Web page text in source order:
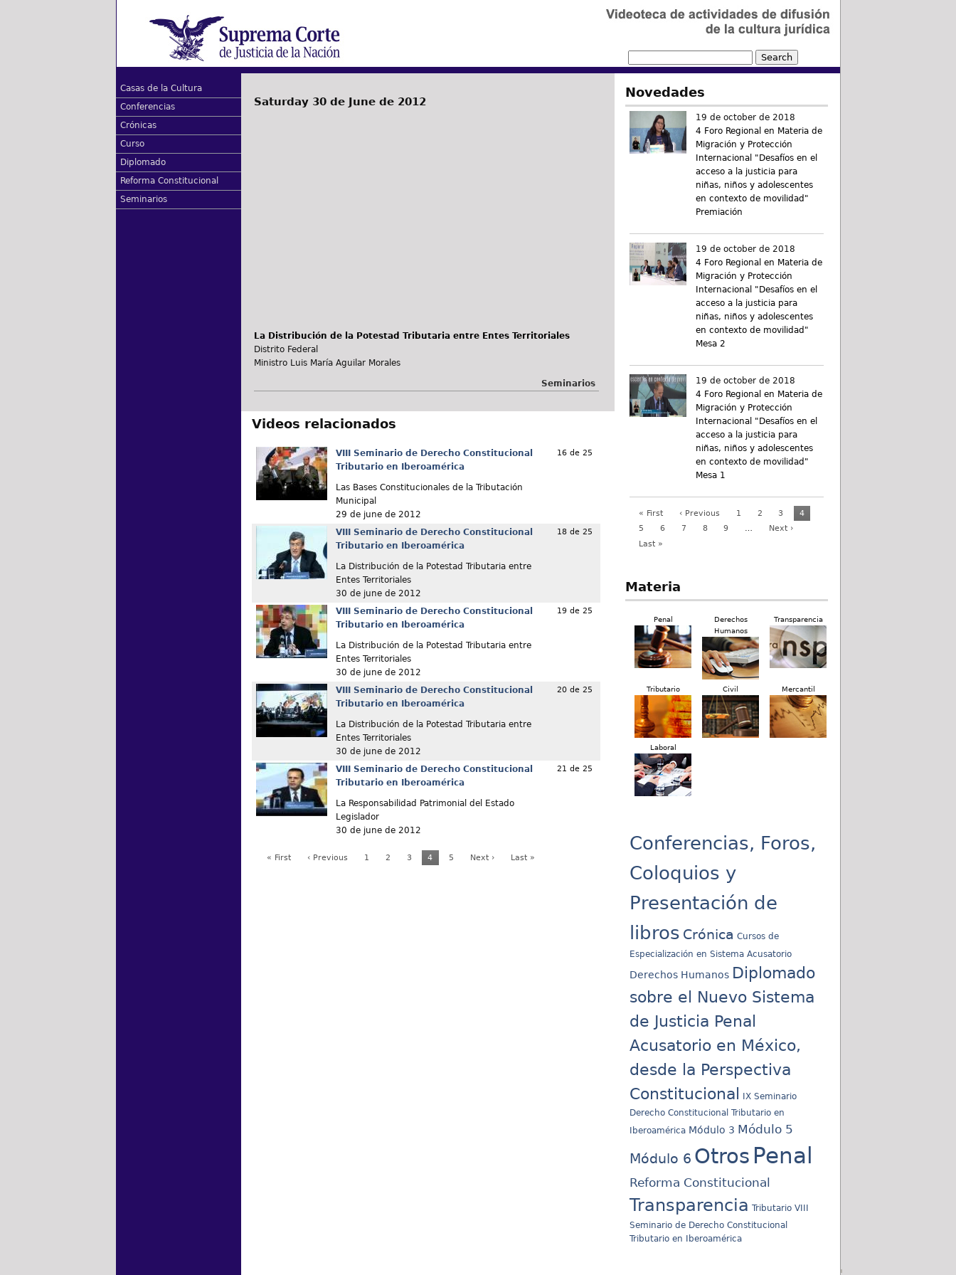
Casas de la Cultura
Conferencias
Crónicas
Curso
Diplomado
Reforma Constitucional
Seminarios
Saturday 30 de June de 2012
La Distribución de la Potestad Tributaria entre Entes Territoriales
Distrito Federal
Ministro Luis María Aguilar Morales
Seminarios
Videos relacionados
VIII Seminario de Derecho Constitucional
Tributario en Iberoamérica
Las Bases Constitucionales de la Tributación
Municipal
29 de june de 2012
16 de 25
VIII Seminario de Derecho Constitucional
Tributario en Iberoamérica
La Distribución de la Potestad Tributaria entre
Entes Territoriales
30 de june de 2012
18 de 25
VIII Seminario de Derecho Constitucional
Tributario en Iberoamérica
La Distribución de la Potestad Tributaria entre
Entes Territoriales
30 de june de 2012
19 de 25
VIII Seminario de Derecho Constitucional
Tributario en Iberoamérica
La Distribución de la Potestad Tributaria entre
Entes Territoriales
30 de june de 2012
20 de 25
VIII Seminario de Derecho Constitucional
Tributario en Iberoamérica
La Responsabilidad Patrimonial del Estado
Legislador
30 de june de 2012
21 de 25
« First ‹ Previous 1 2 3 4 5 Next › Last »
Novedades
19 de october de 2018
4 Foro Regional en Materia de
Migración y Protección
Internacional "Desafíos en el
acceso a la justicia para
niñas, niños y adolescentes
en contexto de movilidad"
Premiación
19 de october de 2018
4 Foro Regional en Materia de
Migración y Protección
Internacional "Desafíos en el
acceso a la justicia para
niñas, niños y adolescentes
en contexto de movilidad"
Mesa 2
19 de october de 2018
4 Foro Regional en Materia de
Migración y Protección
Internacional "Desafíos en el
acceso a la justicia para
niñas, niños y adolescentes
en contexto de movilidad"
Mesa 1
« First ‹ Previous 1 2 3
4
5
6 7 8 9 …
Next ›
Last »
Materia
Penal
Derechos
Humanos
Transparencia
Tributario Civil Mercantil
Laboral
Conferencias, Foros,
Coloquios y
Presentación de
libros Crónica Cursos de
Especialización en Sistema Acusatorio
Derechos Humanos Diplomado
sobre el Nuevo Sistema
de Justicia Penal
Acusatorio en México,
desde la Perspectiva
Constitucional
IX Seminario
Derecho Constitucional Tributario en
Iberoamérica Módulo 3 Módulo 5
Módulo 6 Otros Penal
Reforma Constitucional
Transparencia Tributario VIII
Seminario de Derecho Constitucional
Tributario en Iberoamérica